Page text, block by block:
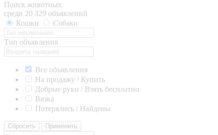
Поиск животных
среди 20 329 объявлений
Кошки
Собаки
Тип объявления
Все объявления
На продажу / Купить
Добрые руки / Взять бесплатно
Вязка
Потерялись / Найдены
Сбросить Применить